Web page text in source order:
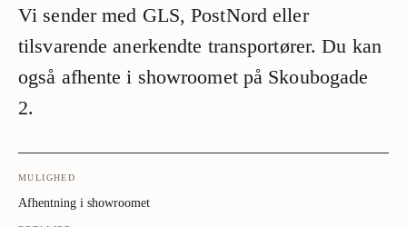
Vi sender med GLS, PostNord eller
tilsvarende anerkendte transportører. Du kan
også afhente i showroomet på Skoubogade
2.
MULIGHED
Afhentning i showroomet